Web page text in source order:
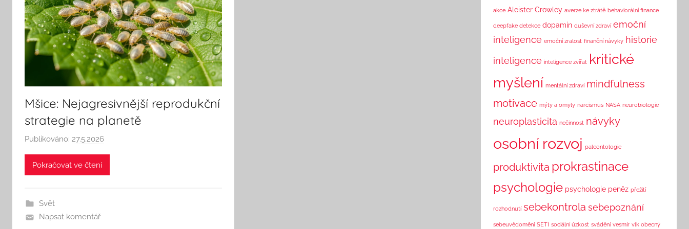
Mšice: Nejagresivnější reprodukční
strategie na planetě
Publikováno: 27.5.2026
u
Pokračovat ve čtení
Svět
Napsat komentář
akce Aleister Crowley averze ke ztrátě behaviorální finance
deepfake detekce dopamin duševní zdraví emoční
inteligence emoční zralost finanční návyky historie
inteligence inteligence zvířat kritické
myšlení mentální zdraví mindfulness
motivace mýty a omyly narcismus NASA neurobiologie
neuroplasticita nečinnost návyky
osobní rozvoj paleontologie
produktivita prokrastinace
psychologie psychologie peněz přežití
rozhodnutí sebekontrola sebepoznání
sebeuvědomění SETI sociální úzkost svádění vesmír vlk obecný